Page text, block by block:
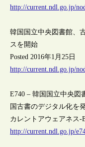
http://current.ndl.go.jp/
韓国国立中央図書館、
スを開始
Posted 2016年1月25日
http://current.ndl.go.jp/
E740 – 韓国国立中央図
国古書のデジタル化を
カレントアウェアネス-
http://current.ndl.go.jp/